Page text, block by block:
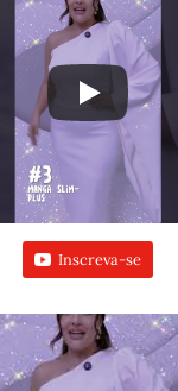
Inscreva-se